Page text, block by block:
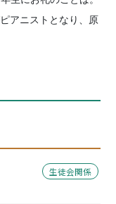
アニストとなり、原
生徒会関係